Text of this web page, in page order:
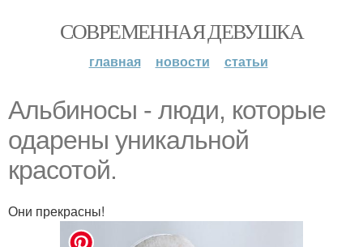
СОВРЕМЕННАЯ ДЕВУШКА
главная новости статьи
Альбиносы - люди, которые
одарены уникальной
красотой.
Они прекрасны!